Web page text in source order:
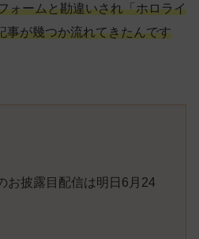
ォームと勘違いされ「ホロライ
事が幾つか流れてきたんです
お披露目配信は明日6月24